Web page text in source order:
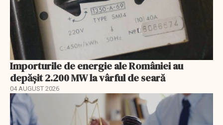
Importurile de energie ale României au
depășit 2.200 MW la vârful de seară
04 AUGUST 2026